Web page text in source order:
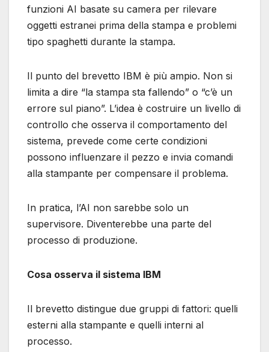
funzioni AI basate su camera per rilevare
oggetti estranei prima della stampa e problemi
tipo spaghetti durante la stampa.
Il punto del brevetto IBM è più ampio. Non si
limita a dire “la stampa sta fallendo” o “c’è un
errore sul piano”. L’idea è costruire un livello di
controllo che osserva il comportamento del
sistema, prevede come certe condizioni
possono influenzare il pezzo e invia comandi
alla stampante per compensare il problema.
In pratica, l’AI non sarebbe solo un
supervisore. Diventerebbe una parte del
processo di produzione.
Cosa osserva il sistema IBM
Il brevetto distingue due gruppi di fattori: quelli
esterni alla stampante e quelli interni al
processo.